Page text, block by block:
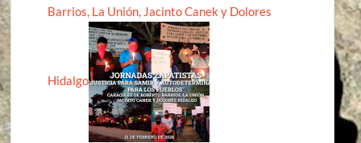
Barrios, La Unión, Jacinto Canek y Dolores
Hidalgo